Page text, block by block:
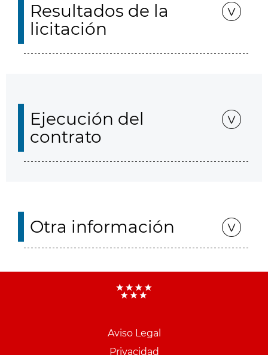
Resultados de la
licitación
Ejecución del
contrato
Otra información
Aviso Legal
Privacidad